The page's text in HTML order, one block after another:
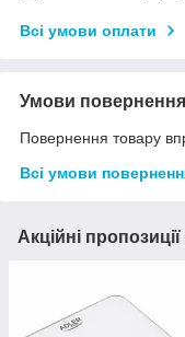
Всі умови оплати
Умови повернення
Повернення товару
Всі умови
Акційні